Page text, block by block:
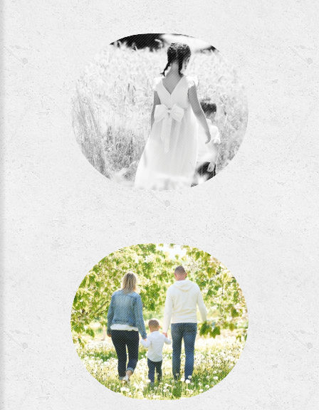
Séance Berge
Séance CoqAl